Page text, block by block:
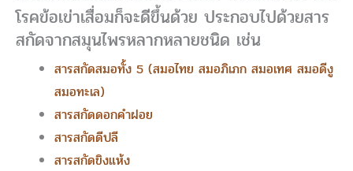
โรคข้อเข่าเสื่อมก็จะดีขึ้นด้วย ประกอบไปด้วยสาร
สกัดจากสมุนไพรหลากหลายชนิด เช่น
สารสกัดสมอทั้ง 5 (สมอไทย สมอภิเภก สมอเทศ สมอดีงู
สมอทะเล)
สารสกัดดอกคำฝอย
สารสกัดดีปลี
สารสกัดขิงแห้ง